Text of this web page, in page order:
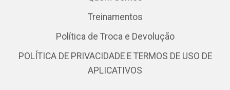
Treinamentos
Política de Troca e Devolução
POLÍTICA DE PRIVACIDADE E TERMOS DE USO DE
APLICATIVOS